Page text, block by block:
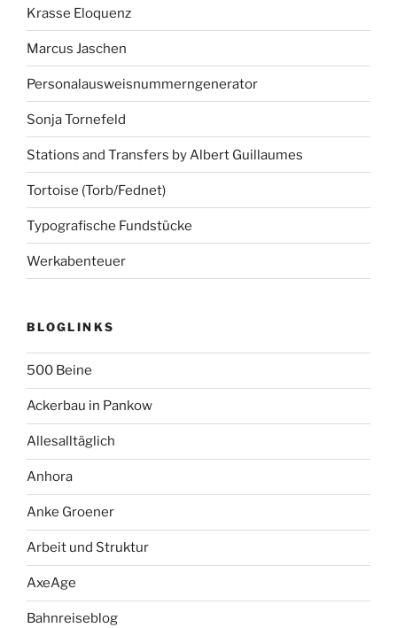
Krasse Eloquenz
Marcus Jaschen
Personalausweisnummerngenerator
Sonja Tornefeld
Stations and Transfers by Albert Guillaumes
Tortoise (Torb/Fednet)
Typografische Fundstücke
Werkabenteuer
BLOGLINKS
500 Beine
Ackerbau in Pankow
Allesalltäglich
Anhora
Anke Groener
Arbeit und Struktur
AxeAge
Bahnreiseblog